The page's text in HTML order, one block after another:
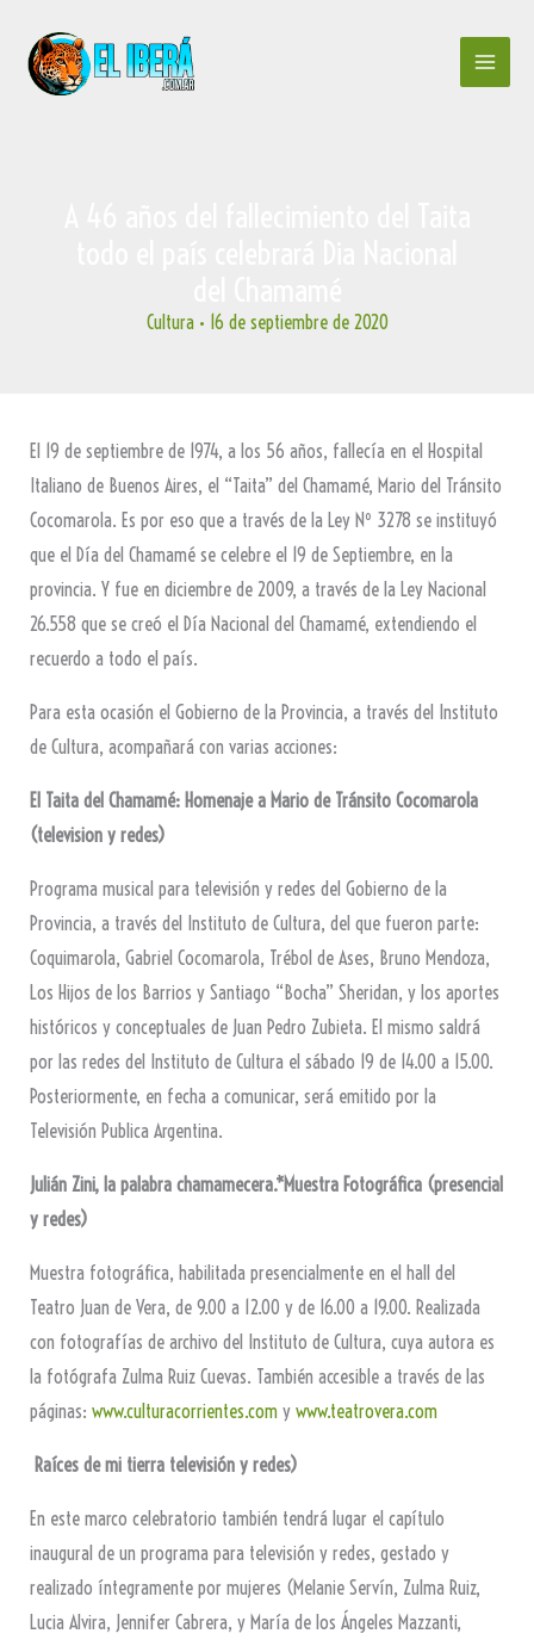
contenido
Cultura• 16 de septiembre de 2020
El 19 de septiembre de 1974, a los 56 años, fallecía en el Hospital
Italiano de Buenos Aires, el “Taita” del Chamamé, Mario del Tránsito
Cocomarola. Es por eso que a través de la Ley Nº 3278 se instituyó
que el Día del Chamamé se celebre el 19 de Septiembre, en la
provincia. Y fue en diciembre de 2009, a través de la Ley Nacional
26.558 que se creó el Día Nacional del Chamamé, extendiendo el
recuerdo a todo el país.
Para esta ocasión el Gobierno de la Provincia, a través del Instituto
de Cultura, acompañará con varias acciones:
El Taita del Chamamé: Homenaje a Mario de Tránsito Cocomarola
(television y redes)
Programa musical para televisión y redes del Gobierno de la
Provincia, a través del Instituto de Cultura, del que fueron parte:
Coquimarola, Gabriel Cocomarola, Trébol de Ases, Bruno Mendoza,
Los Hijos de los Barrios y Santiago “Bocha” Sheridan, y los aportes
históricos y conceptuales de Juan Pedro Zubieta. El mismo saldrá
por las redes del Instituto de Cultura el sábado 19 de 14.00 a 15.00.
Posteriormente, en fecha a comunicar, será emitido por la
Televisión Publica Argentina.
Julián Zini, la palabra chamamecera.*Muestra Fotográfica (presencial
y redes)
Muestra fotográfica, habilitada presencialmente en el hall del
Teatro Juan de Vera, de 9.00 a 12.00 y de 16.00 a 19.00. Realizada
con fotografías de archivo del Instituto de Cultura, cuya autora es
la fotógrafa Zulma Ruiz Cuevas. También accesible a través de las
páginas: www.culturacorrientes.comy www.teatrovera.com
Raíces de mi tierra televisión y redes)
En este marco celebratorio también tendrá lugar el capítulo
inaugural de un programa para televisión y redes, gestado y
realizado íntegramente por mujeres (Melanie Servín, Zulma Ruiz,
Lucia Alvira, Jennifer Cabrera, y María de los Ángeles Mazzanti,